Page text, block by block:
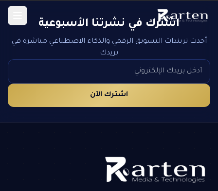
اشترك في نشرتنا الأسبوعية
أحدث تريندات التسويق الرقمي والذكاء الاصطناعي مباشرة في
بريدك
اشترك الآن